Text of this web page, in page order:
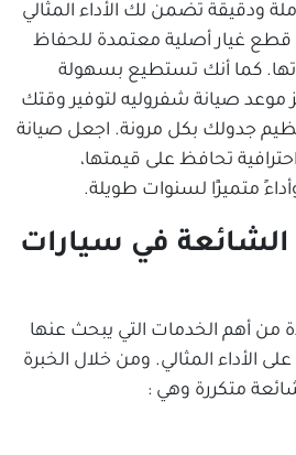
ودقيقة تضمن لك الأداء المثالي
قطع غيار أصلية معتمدة للحفاظ
كما أنك تستطيع بسهولة
موعد صيانة شفروليه لتوفير وقتك
جدولك بكل مرونة. اجعل صيانة
تحافظ على قيمتها،
متميزًا لسنوات طويلة.
الشائعة في سيارات
من أهم الخدمات التي يبحث عنها
الأداء المثالي. ومن خلال الخبرة
متكررة وهي :